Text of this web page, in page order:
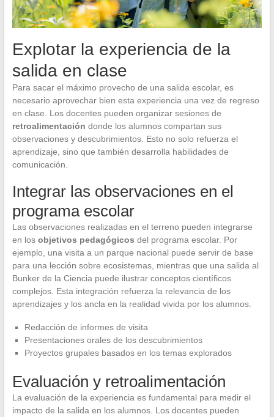
Explotar la experiencia de la
salida en clase
Para sacar el máximo provecho de una salida escolar, es
necesario aprovechar bien esta experiencia una vez de regreso
en clase. Los docentes pueden organizar sesiones de
retroalimentación donde los alumnos compartan sus
observaciones y descubrimientos. Esto no solo refuerza el
aprendizaje, sino que también desarrolla habilidades de
comunicación.
Integrar las observaciones en el
programa escolar
Las observaciones realizadas en el terreno pueden integrarse
en los objetivos pedagógicos del programa escolar. Por
ejemplo, una visita a un parque nacional puede servir de base
para una lección sobre ecosistemas, mientras que una salida al
Bunker de la Ciencia puede ilustrar conceptos científicos
complejos. Esta integración refuerza la relevancia de los
aprendizajes y los ancla en la realidad vivida por los alumnos.
Redacción de informes de visita
Presentaciones orales de los descubrimientos
Proyectos grupales basados en los temas explorados
Evaluación y retroalimentación
La evaluación de la experiencia es fundamental para medir el
impacto de la salida en los alumnos. Los docentes pueden